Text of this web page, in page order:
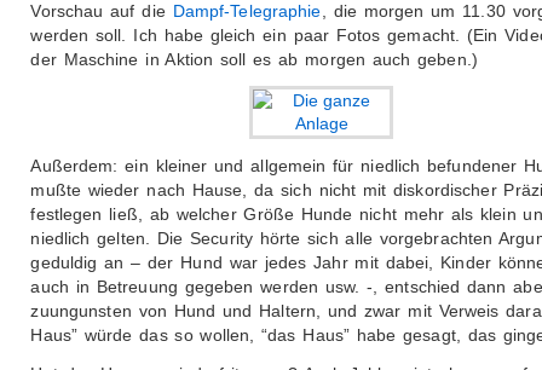
Vorschau auf die Dampf-Telegraphie , die morgen um 11.30
werden soll. Ich habe gleich ein paar Fotos gemacht. (Ein
der Maschine in Aktion soll es ab morgen auch geben.)
Außerdem: ein kleiner und allgemein für niedlich befundener
mußte wieder nach Hause, da sich nicht mit diskordischer
festlegen ließ, ab welcher Größe Hunde nicht mehr als klein
niedlich gelten. Die Security hörte sich alle vorgebrachten
geduldig an – der Hund war jedes Jahr mit dabei, Kinder
auch in Betreuung gegeben werden usw. -, entschied dann
zuungunsten von Hund und Haltern, und zwar mit Verweis
Haus” würde das so wollen, “das Haus” habe gesagt, das